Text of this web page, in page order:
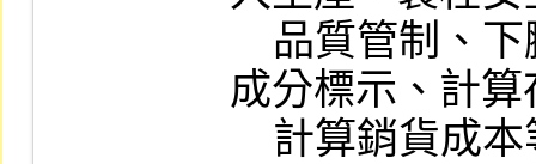
成分標示、計